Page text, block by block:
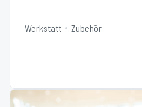
Werkstatt Zubehör